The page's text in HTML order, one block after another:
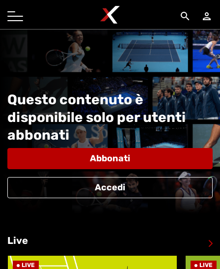
search person
Questo contenuto è
disponibile solo per utenti
abbonati
Abbonati
Accedi
Live
LIVE LIVE